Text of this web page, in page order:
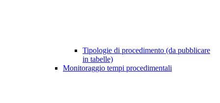
Tipologie di procedimento (da pubblicare
in tabelle)
Monitoraggio tempi procedimentali